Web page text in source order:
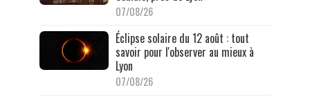
07/08/26
Éclipse solaire du 12 août : tout
savoir pour l'observer au mieux à
Lyon
07/08/26